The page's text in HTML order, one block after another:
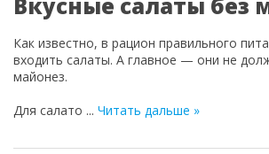
Вкусные салаты без
Как известно, в рацион правильного
входить салаты. А главное — они не
майонез.
Для салато ... Читать дальше »